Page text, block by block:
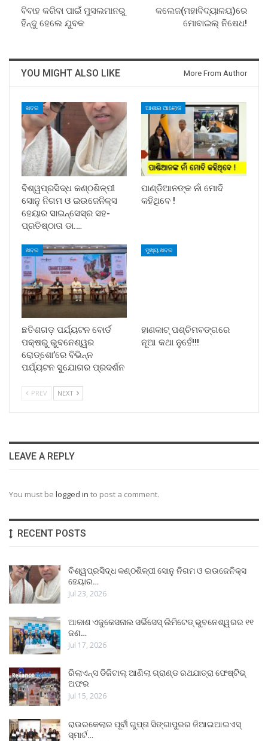
ବିବାହ କରିବା ପାଇଁ ମୁସଲମାନରୁ
ହିନ୍ଦୁ ହେଲେ ଯୁବକ
କଲେଜ(ମହାବିଦ୍ୟାଳୟ)ରେ
ମୋବାଇଲ୍‌ ନିଷେଧ!
YOU MIGHT ALSO LIKE More From Author
ଖବର
ବିଶ୍ୱପ୍ରସିଦ୍ଧ କଣ୍ଠଶିଳ୍ପୀ
ସୋନୁ ନିଗମ ଓ ଇଉଜେନିକ୍ସ
ହେୟାର ସାଇନ୍ସେସ୍ର ସହ-
ପ୍ରତିଷ୍ଠାତା ଡା.…
ଆଶାର ଆଲୋକ
ପାଣ୍ଡିଆନଙ୍କ ନାଁ ମୋଦି
କହିଥିବେ !
ଖବର
ଛତିଶଗଡ଼ ପର୍ଯ୍ୟଟନ ବୋର୍ଡ
ପକ୍ଷରୁ ଭୁବନେଶ୍ୱର
ରୋଡ୍‌ଶୋ’ରେ ବିଭିନ୍ନ
ପର୍ଯ୍ୟଟନ ସୁଯୋଗର ପ୍ରଦର୍ଶନ
ମୁଖ୍ୟ ଖବର
ହାଣକାଟ୍‌ ପଶ୍ଚିମବଙ୍ଗରେ
ନୂଆ କଥା ନୁହେଁ!!!
PREV NEXT
LEAVE A REPLY
You must be logged in to post a comment.
RECENT POSTS
ବିଶ୍ୱପ୍ରସିଦ୍ଧ କଣ୍ଠଶିଳ୍ପୀ ସୋନୁ ନିଗମ ଓ ଇଉଜେନିକ୍ସ
ହେୟାର…
Jul 23, 2026
ଆକାଶ ଏଜୁକେସନାଲ ସର୍ଭିସେସ୍ ଲିମିଟେଡ୍ ଭୁବନେଶ୍ୱରର ୧୧
ଜଣ…
Jul 17, 2026
ରିଲାଏନ୍ସ ଡିଜିଟାଲ୍ ଆଣିଲା ଗ୍ରାଣ୍ଡ ରଥଯାତ୍ରା ଫେଷ୍ଟିଭ୍
ଅଫର
Jul 15, 2026
ରାଉରକେଲାର ପୂର୍ବୀ ଗୁପ୍ତା ସିଙ୍ଗାପୁରର ଜିଆଇଆଇଏସ୍
ସ୍ମାର୍ଟ…